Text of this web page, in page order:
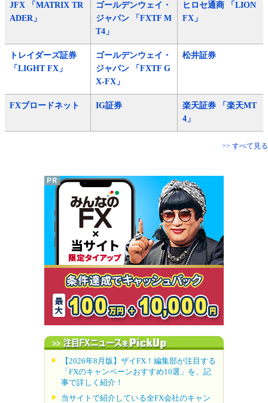
JFX 「MATRIX TR
ADER」
ゴールデンウェイ・
ジャパン 「FXTF M
T4」
ヒロセ通商 「LION
FX」
トレイダーズ証券
「LIGHT FX」
ゴールデンウェイ・
ジャパン 「FXTF G
X-FX」
松井証券
FXブロードネット IG証券
楽天証券 「楽天MT
4」
>> すべて見る
【2026年8月版】ザイFX！編集部が注目する
「FXのキャンペーンおすすめ10選」を、記
事で詳しく紹介！
当サイトで紹介している全FX会社のキャン